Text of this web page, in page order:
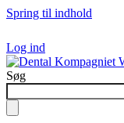
Spring til indhold
Log ind
Søg